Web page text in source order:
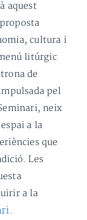
aquest
cultura i
litúrgic
de
pel
neix
a la
que
Les
a la